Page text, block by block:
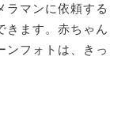
ラマンに依頼する
きます。赤ちゃん
ンフォトは、きっ